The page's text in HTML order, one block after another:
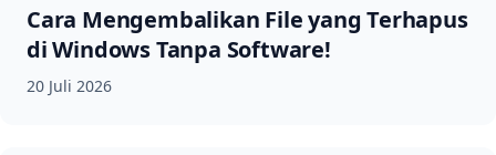
Cara Mengembalikan File yang Terhapus
di Windows Tanpa Software!
20 Juli 2026